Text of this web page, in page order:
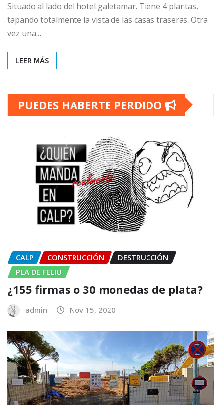
Situado al lado del hotel galetamar. Tiene 4 plantas,
tapando totalmente la vista de las casas traseras. Otra
vez una…
LEER MÁS
PUEDES HABERTE PERDIDO
CALP CONSTRUCCIÓN
DESTRUCCIÓN
PLA DE FELIU
¿155 firmas o 30 monedas de plata?
admin Nov 15, 2020